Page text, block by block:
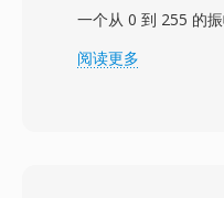
一个从 0 到 255 的
没有头部,采样率和声
阅读更多